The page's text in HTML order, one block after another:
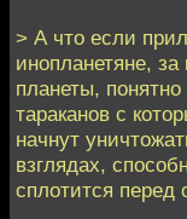
> А что если
инопланетяне,
планеты,
тараканов с
начнут
взглядах,
сплотится